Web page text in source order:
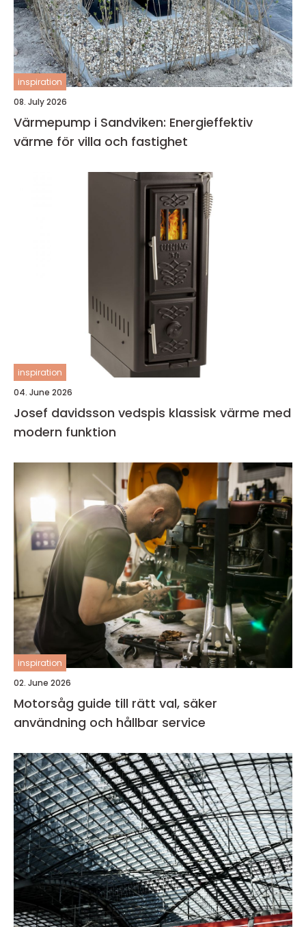
inspiration
08. July 2026
Värmepump i Sandviken: Energieffektiv
värme för villa och fastighet
inspiration
04. June 2026
Josef davidsson vedspis klassisk värme med
modern funktion
inspiration
02. June 2026
Motorsåg guide till rätt val, säker
användning och hållbar service